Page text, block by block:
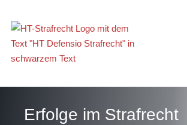
Erfolge im Strafrecht